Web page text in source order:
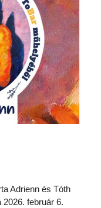
Adrienn és Tóth
február 6.